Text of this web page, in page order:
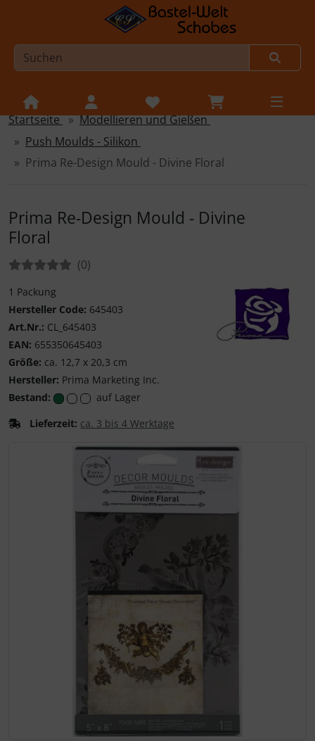
Sprungnavigation
Springe zur Navigation
Springe zum Inhalt
Springe zu den allgemeinen Informationen
Startseite
Modellieren und Gießen
Push Moulds - Silikon
Prima Re-Design Mould - Divine Floral
Prima Re-Design Mould - Divine
Floral
Bewertungen:(0Bewertungen
)
1 Packung
Hersteller Code: 645403
Art.Nr.: CL_645403
EAN: 655350645403
Größe: ca. 12,7 x 20,3 cm
Hersteller: Prima Marketing Inc.
Bestand:
auf Lager
Lieferzeit: ca. 3 bis 4 Werktage